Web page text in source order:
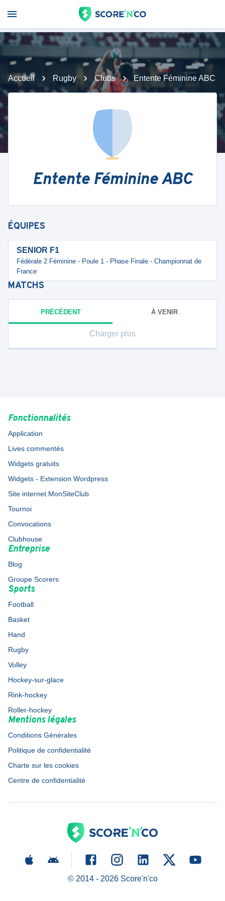
Accueil Rugby Clubs Entente Féminine ABC
Entente Féminine ABC
ÉQUIPES
SENIOR F1
Fédérale 2 Féminine - Poule 1 - Phase Finale - Championnat de
France
MATCHS
PRÉCÉDENT À VENIR
Charger plus
Fonctionnalités
Application
Lives commentés
Widgets gratuits
Widgets - Extension Wordpress
Site internet MonSiteClub
Tournoi
Convocations
Clubhouse
Entreprise
Blog
Groupe Scorers
Sports
Football
Basket
Hand
Rugby
Volley
Hockey-sur-glace
Rink-hockey
Roller-hockey
Mentions légales
Conditions Générales
Politique de confidentialité
Charte sur les cookies
Centre de confidentialité
© 2014 - 2026Score'n'co